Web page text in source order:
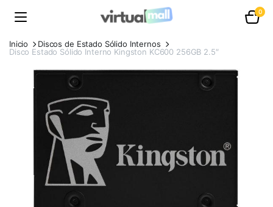
0
Inicio
Discos de Estado Sólido Internos
Disco Estado Sólido Interno Kingston KC600 256GB 2.5″